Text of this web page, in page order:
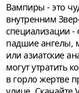
Вампиры - это
внутренним
специализации
падшие ангелы,
или азиатские
могут утратить
в горло жертве